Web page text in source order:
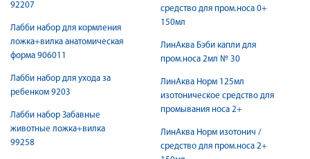
92207
Лабби набор для кормления
ложка+вилка анатомическая
форма 906011
Лабби набор для ухода за
ребенком 9203
Лабби набор Забавные
животные ложка+вилка
99258
средство для пром.носа 0+
150мл
ЛинАква Бэби капли для
пром.носа 2мл № 30
ЛинАква Норм 125мл
изотоническое средство для
промывания носа 2+
ЛинАква Норм изотонич /
средство для пром.носа 2+